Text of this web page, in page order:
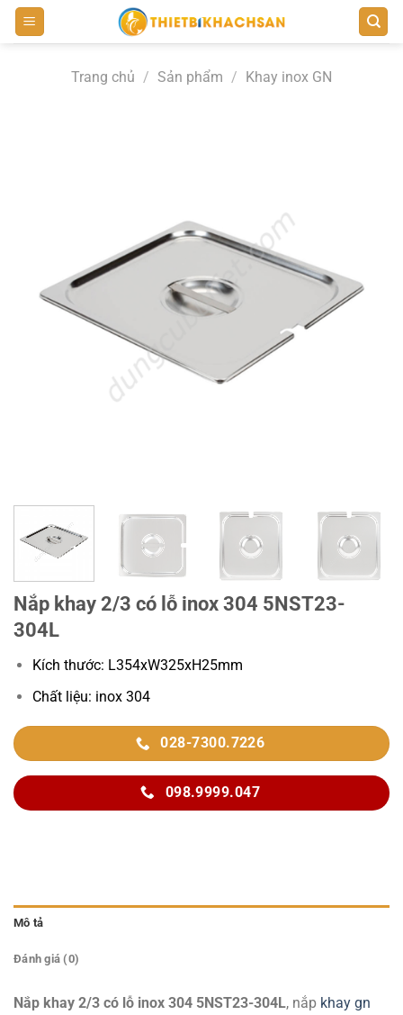
Bỏ
qua
Trang chủ / Sản phẩm / Khay inox GN
Nắp khay 2/3 có lỗ inox 304 5NST23-
304L
Kích thước: L354xW325xH25mm
Chất liệu: inox 304
028-7300.7226
098.9999.047
Mô tả
Đánh giá (0)
Nắp khay 2/3 có lỗ inox 304 5NST23-304L, nắp khay gn